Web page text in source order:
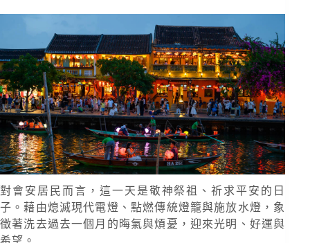
對會安居民而言，這一天是敬神祭祖、祈求平安的日
子。藉由熄滅現代電燈、點燃傳統燈籠與施放水燈，象
徵著洗去過去一個月的晦氣與煩憂，迎來光明、好運與
希望。